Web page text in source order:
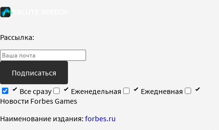
Рассылка:
Подписаться
Все сразу
Еженедельная
Ежедневная
Новости Forbes Games
Наименование издания: forbes.ru